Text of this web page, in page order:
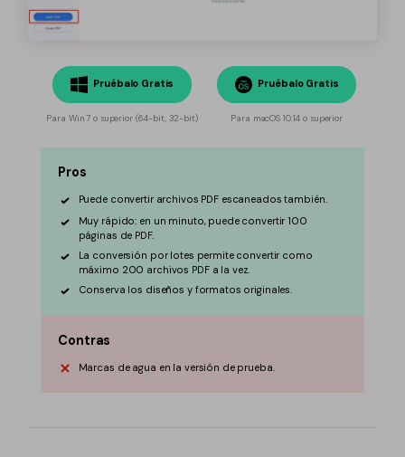
Pruébalo Gratis
Para Win 7 o superior (64-bit, 32-bit)
Pruébalo Gratis
Para macOS 10.14 o superior
Pros
Puede convertir archivos PDF escaneados también.
Muy rápido: en un minuto, puede convertir 100
páginas de PDF.
La conversión por lotes permite convertir como
máximo 200 archivos PDF a la vez.
Conserva los diseños y formatos originales.
Contras
Marcas de agua en la versión de prueba.